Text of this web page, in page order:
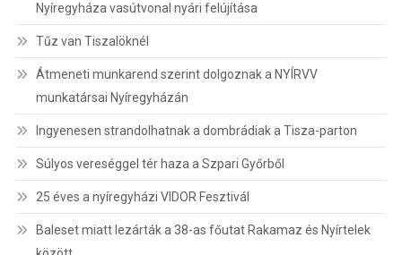
Nyíregyháza vasútvonal nyári felújítása
Tűz van Tiszalöknél
Átmeneti munkarend szerint dolgoznak a NYÍRVV
munkatársai Nyíregyházán
Ingyenesen strandolhatnak a dombrádiak a Tisza-parton
Súlyos vereséggel tér haza a Szpari Győrből
25 éves a nyíregyházi VIDOR Fesztivál
Baleset miatt lezárták a 38-as főutat Rakamaz és Nyírtelek